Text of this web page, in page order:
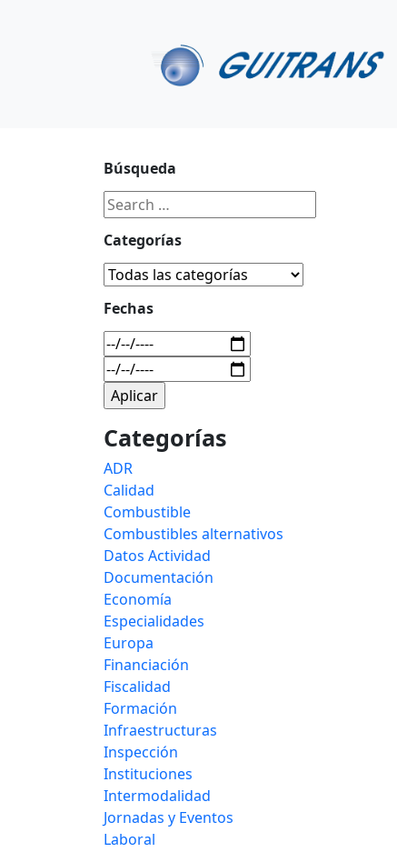
Búsqueda
Categorías
Fechas
Categorías
ADR
Calidad
Combustible
Combustibles alternativos
Datos Actividad
Documentación
Economía
Especialidades
Europa
Financiación
Fiscalidad
Formación
Infraestructuras
Inspección
Instituciones
Intermodalidad
Jornadas y Eventos
Laboral